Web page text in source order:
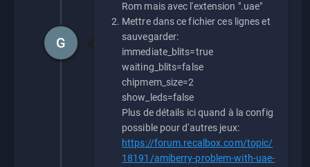
Rom mais avec l'extension ".uae"
Mettre dans ce fichier ces lignes et
sauvegarder:
immediate_blits=true
waiting_blits=false
chipmem_size=2
show_leds=false
Plus de détails ici quand à la config
possible pour d'autres jeux:
https://forum.recalbox.com/topic/
18191/amiberry-problem-with-uae-
G